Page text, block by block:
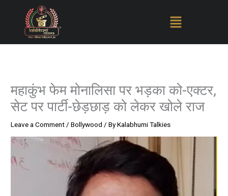
महाकुंभ फेम मोनालिसा पर भड़का को-एक्टर,
सेट पर पार्टी-छेड़छाड़ को लेकर खोले राज
Leave a Comment/Bollywood / ByKalabhumi Talkies